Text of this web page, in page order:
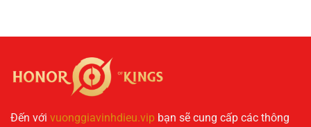
Đến với vuonggiavinhdieu.vip bạn sẽ cung cấp các thông